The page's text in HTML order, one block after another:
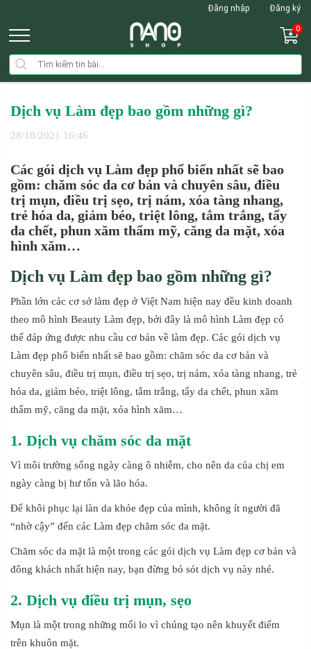
Đăng nhập Đăng ký
0
Dịch vụ Làm đẹp bao gồm những gì?
28/10/2021 16:46
Các gói dịch vụ Làm đẹp phổ biến nhất sẽ bao
gồm: chăm sóc da cơ bản và chuyên sâu, điều
trị mụn, điều trị sẹo, trị nám, xóa tàng nhang,
trẻ hóa da, giảm béo, triệt lông, tắm trắng, tẩy
da chết, phun xăm thẩm mỹ, căng da mặt, xóa
hình xăm…
Dịch vụ Làm đẹp bao gồm những gì?
Phần lớn các cơ sở làm đẹp ở Việt Nam hiện nay đều kinh doanh
theo mô hình Beauty Làm đẹp, bởi đây là mô hình Làm đẹp có
thể đáp ứng được nhu cầu cơ bản về làm đẹp. Các gói dịch vụ
Làm đẹp phổ biến nhất sẽ bao gồm: chăm sóc da cơ bản và
chuyên sâu, điều trị mụn, điều trị sẹo, trị nám, xóa tàng nhang, trẻ
hóa da, giảm béo, triệt lông, tắm trắng, tẩy da chết, phun xăm
thẩm mỹ, căng da mặt, xóa hình xăm…
1. Dịch vụ chăm sóc da mặt
Vì môi trường sống ngày càng ô nhiễm, cho nên da của chị em
ngày càng bị hư tổn và lão hóa.
Để khôi phục lại làn da khỏe đẹp của mình, không ít người đã
“nhờ cậy” đến các Làm đẹp chăm sóc da mặt.
Chăm sóc da mặt là một trong các gói dịch vụ Làm đẹp cơ bản và
đông khách nhất hiện nay, bạn đừng bỏ sót dịch vụ này nhé.
2. Dịch vụ điều trị mụn, sẹo
Mụn là một trong những mối lo vì chúng tạo nên khuyết điểm
trên khuôn mặt.